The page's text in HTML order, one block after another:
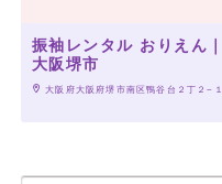
振袖レンタル おりえん｜
大阪堺市
大阪府大阪府堺市南区鴨谷台２丁２−１